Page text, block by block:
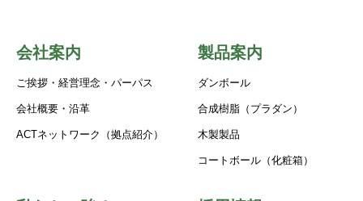
会社案内
ご挨拶・経営理念・パーパス
会社概要・沿革
ACTネットワーク（拠点紹介）
製品案内
ダンボール
合成樹脂（プラダン）
木製製品
コートボール（化粧箱）